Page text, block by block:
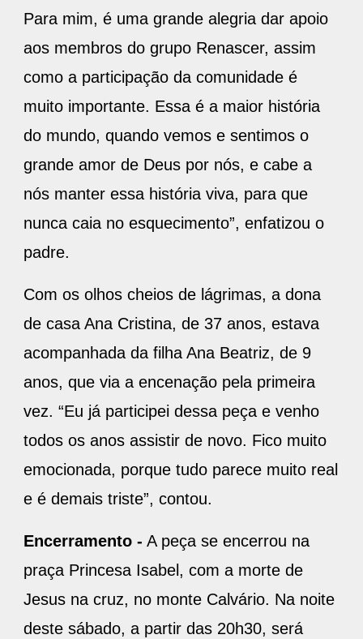
Para mim, é uma grande alegria dar apoio
aos membros do grupo Renascer, assim
como a participação da comunidade é
muito importante. Essa é a maior história
do mundo, quando vemos e sentimos o
grande amor de Deus por nós, e cabe a
nós manter essa história viva, para que
nunca caia no esquecimento”, enfatizou o
padre.
Com os olhos cheios de lágrimas, a dona
de casa Ana Cristina, de 37 anos, estava
acompanhada da filha Ana Beatriz, de 9
anos, que via a encenação pela primeira
vez. “Eu já participei dessa peça e venho
todos os anos assistir de novo. Fico muito
emocionada, porque tudo parece muito real
e é demais triste”, contou.
Encerramento - A peça se encerrou na
praça Princesa Isabel, com a morte de
Jesus na cruz, no monte Calvário. Na noite
deste sábado, a partir das 20h30, será